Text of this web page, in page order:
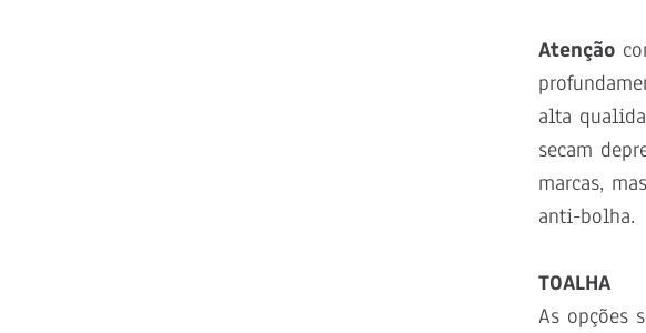
Atenção
alta
secam
marcas,
anti-bolha.
TOALHA
As opções